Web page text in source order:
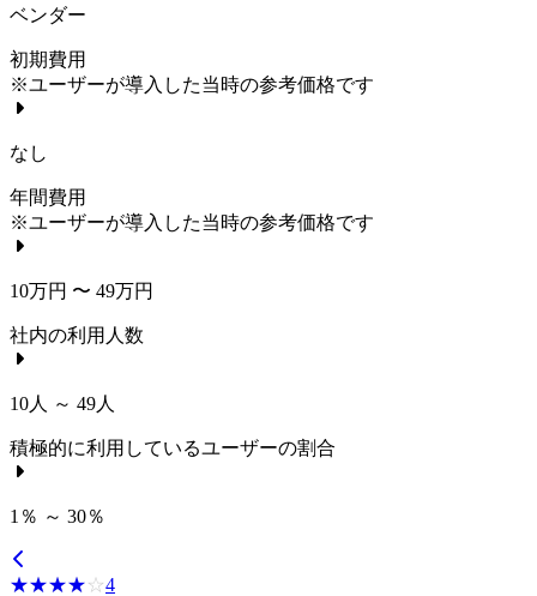
ベンダー
初期費用
※ユーザーが導入した当時の参考価格です
なし
年間費用
※ユーザーが導入した当時の参考価格です
10万円 〜 49万円
社内の利用人数
10人 ～ 49人
積極的に利用しているユーザーの割合
1％ ～ 30％
☆☆☆☆☆
★★★★★4